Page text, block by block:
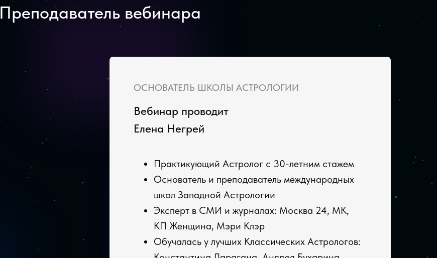
Преподаватель вебинара
Практикующий Астролог с 30-летним стажем
Основатель и преподаватель международных
школ Западной Астрологии
Эксперт в СМИ и журналах: Москва 24, МК,
КП Женщина, Мэри Клэр
Обучалась у лучших Классических Астрологов:
Вебинар проводит
Елена Негрей
ОСНОВАТЕЛЬ ШКОЛЫ АСТРОЛОГИИ